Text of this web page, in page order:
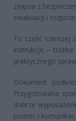
zajęcia z
ewakuacji i
To część szerszej
instrukcje –
praktycznego
Dokument
Przygotowana
dobrze
pomoc i